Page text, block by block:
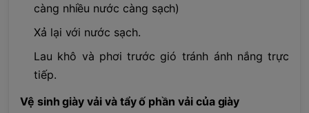
càng nhiều nước càng sạch)
Xả lại với nước sạch.
Lau khô và phơi trước gió tránh ánh nắng trực
tiếp.
Vệ sinh giày vải và tẩy ố phần vải của giày